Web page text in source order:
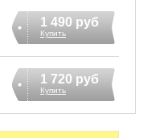
1 490 руб
Купить
1 720 руб
Купить